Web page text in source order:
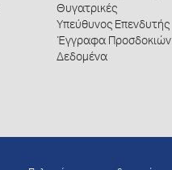
Θυγατρικές
Υπεύθυνος Επενδυτής
Έγγραφα Προσδοκιών
Δεδομένα